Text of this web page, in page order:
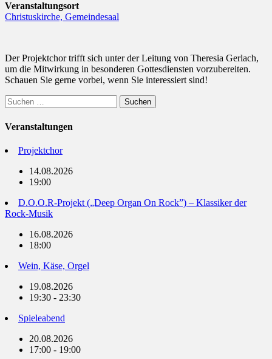
Veranstaltungsort
Christuskirche, Gemeindesaal
Der Projektchor trifft sich unter der Leitung von Theresia Gerlach,
um die Mitwirkung in besonderen Gottesdiensten vorzubereiten.
Schauen Sie gerne vorbei, wenn Sie interessiert sind!
Suchen
nach:
Veranstaltungen
Projektchor
14.08.2026
19:00
D.O.O.R-Projekt („Deep Organ On Rock”) – Klassiker der
Rock-Musik
16.08.2026
18:00
Wein, Käse, Orgel
19.08.2026
19:30 - 23:30
Spieleabend
20.08.2026
17:00 - 19:00